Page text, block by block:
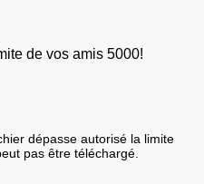
de vos amis 5000!
dépasse autorisé la limite
pas être téléchargé.